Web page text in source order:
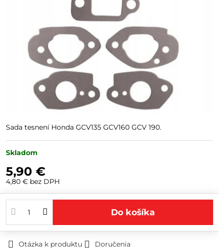
Sada tesnení Honda GCV135 GCV160 GCV 190.
Skladom
5,90 €
4,80 € bez DPH
Do košíka
Otázka k produktu Doručenia